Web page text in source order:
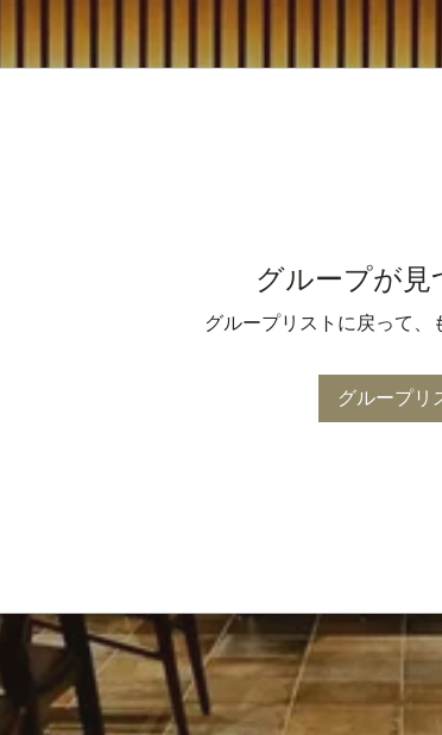
グループが
グループリストに戻って、
グループリ